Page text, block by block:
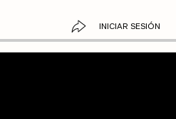
INICIAR SESIÓN